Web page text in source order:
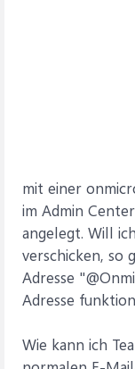
mit einer
im Admin
angelegt. Will
verschicken, so
Adresse
Adresse
Wie kann ich